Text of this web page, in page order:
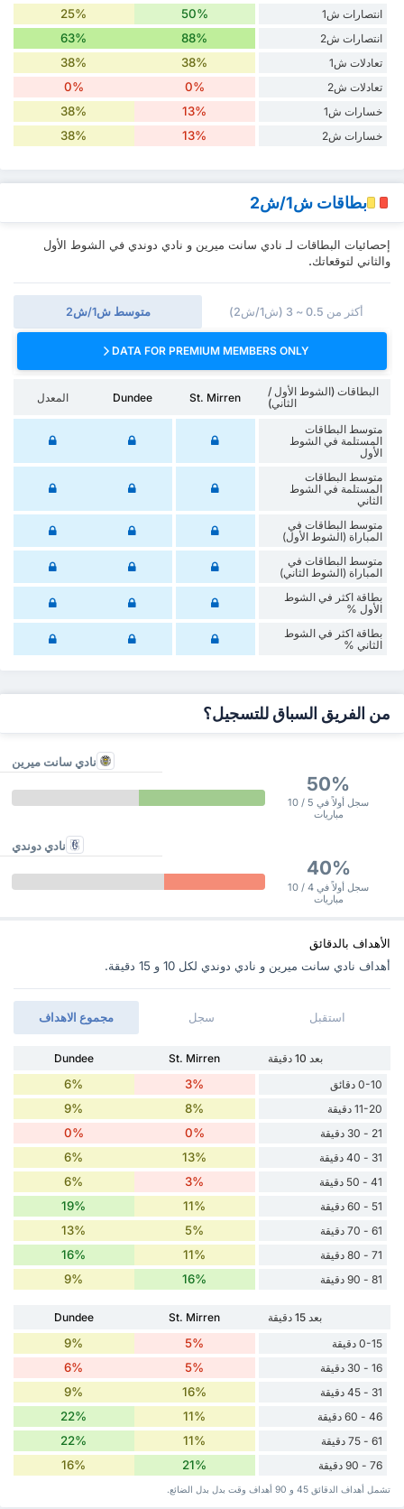
انتصارات ش1 50%
25%
انتصارات ش2 88%
63%
تعادلات ش1 38%
38%
تعادلات ش2 0%
0%
خسارات ش1 13%
38%
خسارات ش2 13%
38%
بطاقات ش1/ش2
إحصائيات البطاقات لـ نادي سانت ميرين و نادي دوندي في الشوط الأول
والثاني لتوقعاتك.
متوسط ش1/ش2 أكثر من 0.5 ~ 3 (ش1/ش2)
DATA FOR PREMIUM MEMBERS ONLY
البطاقات (الشوط الأول /
الثاني)
St. Mirren
Dundee المعدل
متوسط البطاقات
المستلمة في الشوط
الأول
متوسط البطاقات
المستلمة في الشوط
الثاني
متوسط البطاقات في
المباراة (الشوط الأول)
متوسط البطاقات في
المباراة (الشوط الثاني)
‏بطاقة اكثر في الشوط
الأول %
‏بطاقة اكثر في الشوط
‏الثاني %
من الفريق السباق للتسجيل؟
نادي سانت ميرين
50%
سجل أولاً في 5 / 10
مباريات
نادي دوندي
40%
سجل أولاً في 4 / 10
مباريات
الأهداف بالدقائق
أهداف نادي سانت ميرين و نادي دوندي ‏لكل 10 و 15 دقيقة.
مجموع الاهداف سجل استقبل
بعد 10 دقيقة St. Mirren
Dundee
0-10 دقائق
3%
6%
11-20 دقيقة 8%
9%
21 - 30 دقيقة 0%
0%
31 - 40 دقيقة 13%
6%
41 - 50 دقيقة 3%
6%
51 - 60 دقيقة 11%
19%
61 - 70 دقيقة 5%
13%
71 - 80 دقيقة 11%
16%
81 - 90 دقيقة 16%
9%
بعد 15 دقيقة St. Mirren
Dundee
0-15 دقيقة
5%
9%
16 - 30 دقيقة 5%
6%
31 - 45 دقيقة 16%
9%
46 - 60 دقيقة 11%
22%
61 - 75 دقيقة 11%
22%
76 - 90 دقيقة 21%
16%
تشمل أهداف الدقائق 45 و 90 أهداف وقت ‏بدل ‏بدل الضائع.